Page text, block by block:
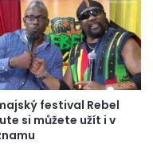
festival Rebel
si můžete užít i v